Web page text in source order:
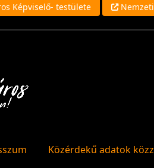
Képviselő- testülete
Közérdekű adatok